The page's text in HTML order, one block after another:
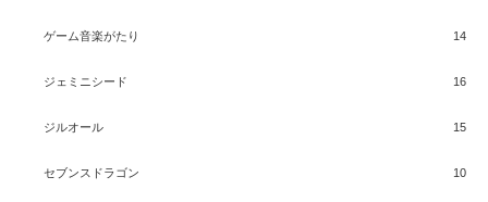
ゲーム音楽がたり 14
ジェミニシード 16
ジルオール 15
セブンスドラゴン 10